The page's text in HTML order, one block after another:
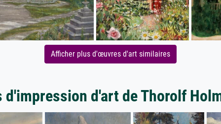
Afficher plus d'œuvres d'art similaires
d'impression d'art de Thorolf